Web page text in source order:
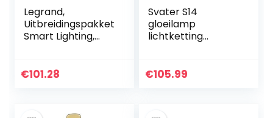
Legrand,
Uitbreidingspakket
Smart Lighting,
Apple), dimbare
€101.28
Svater S14
gloeilamp
lichtketting
binnen en buiten,
€105.99